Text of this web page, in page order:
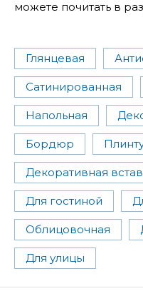
можете почитать в
Глянцевая
Сатинированная
Напольная
Бордюр
Декоративная
Для гостиной
Облицовочная
Для улицы